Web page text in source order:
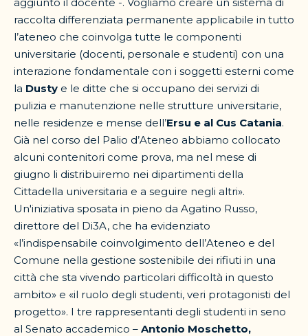
raccolta differenziata permanente applicabile in tutto
l’ateneo che coinvolga tutte le componenti
universitarie (docenti, personale e studenti) con una
interazione fondamentale con i soggetti esterni come
la Dusty e le ditte che si occupano dei servizi di
pulizia e manutenzione nelle strutture universitarie,
nelle residenze e mense dell’Ersu e al Cus Catania.
Già nel corso del Palio d’Ateneo abbiamo collocato
alcuni contenitori come prova, ma nel mese di
giugno li distribuiremo nei dipartimenti della
Cittadella universitaria e a seguire negli altri».
Un'iniziativa sposata in pieno da Agatino Russo,
direttore del Di3A, che ha evidenziato
«l’indispensabile coinvolgimento dell’Ateneo e del
Comune nella gestione sostenibile dei rifiuti in una
città che sta vivendo particolari difficoltà in questo
ambito» e «il ruolo degli studenti, veri protagonisti del
progetto». I tre rappresentanti degli studenti in seno
al Senato accademico – Antonio Moschetto,